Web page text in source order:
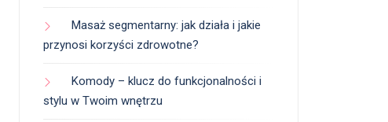
Masaż segmentarny: jak działa i jakie
przynosi korzyści zdrowotne?
Komody – klucz do funkcjonalności i
stylu w Twoim wnętrzu